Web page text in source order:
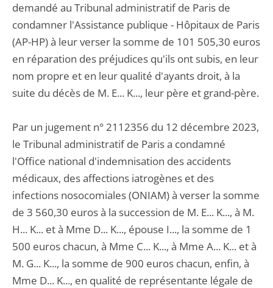
demandé au Tribunal administratif de Paris de
condamner l'Assistance publique - Hôpitaux de Paris
(AP-HP) à leur verser la somme de 101 505,30 euros
en réparation des préjudices qu'ils ont subis, en leur
nom propre et en leur qualité d'ayants droit, à la
suite du décès de M. E... K..., leur père et grand-père.
Par un jugement n° 2112356 du 12 décembre 2023,
le Tribunal administratif de Paris a condamné
l'Office national d'indemnisation des accidents
médicaux, des affections iatrogènes et des
infections nosocomiales (ONIAM) à verser la somme
de 3 560,30 euros à la succession de M. E... K..., à M.
H... K... et à Mme D... K..., épouse I..., la somme de 1
500 euros chacun, à Mme C... K..., à Mme A... K... et à
M. G... K..., la somme de 900 euros chacun, enfin, à
Mme D... K..., en qualité de représentante légale de